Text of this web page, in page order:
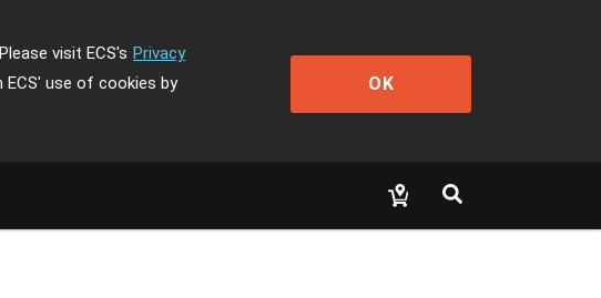
visit ECS's Privacy
use of cookies by
OK